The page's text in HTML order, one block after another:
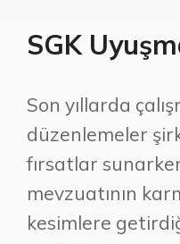
SGK
Son yıllarda
düzenlemeler
fırsatlar
mevzuatının
kesimlere